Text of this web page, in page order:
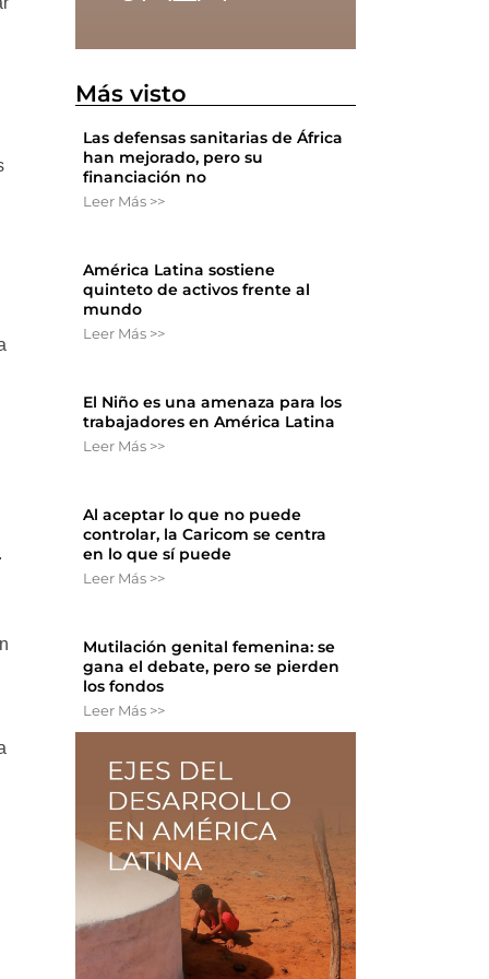
Más visto
Las defensas sanitarias de África
han mejorado, pero su
financiación no
Leer Más >>
América Latina sostiene
quinteto de activos frente al
mundo
Leer Más >>
El Niño es una amenaza para los
trabajadores en América Latina
Leer Más >>
Al aceptar lo que no puede
controlar, la Caricom se centra
en lo que sí puede
Leer Más >>
Mutilación genital femenina: se
gana el debate, pero se pierden
los fondos
Leer Más >>